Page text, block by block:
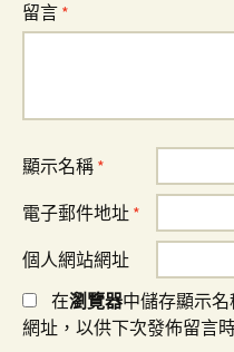
留言 *
顯示名稱 *
電子郵件地址 *
個人網站網址
在瀏覽器中儲存顯示
網址，以供下次發佈留言